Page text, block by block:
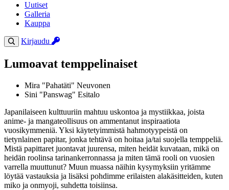
Uutiset
Galleria
Kauppa
Kirjaudu
Lumoavat temppelinaiset
Mira "Pahatäti" Neuvonen
Sini "Panswag" Esitalo
Japanilaiseen kulttuuriin mahtuu uskontoa ja mystiikkaa, joista
anime- ja mangateollisuus on ammentanut inspiraatiota
vuosikymmeniä. Yksi käytetyimmistä hahmotyypeistä on
tietynlainen papitar, jonka tehtävä on hoitaa ja/tai suojella temppeliä.
Mistä papittaret juontavat juurensa, miten heidät kuvataan, mikä on
heidän roolinsa tarinankerronnassa ja miten tämä rooli on vuosien
varrella muuttunut? Muun muassa näihin kysymyksiin yritämme
löytää vastauksia ja lisäksi pohdimme erilaisten alakäsitteiden, kuten
miko ja onmyoji, suhdetta toisiinsa.